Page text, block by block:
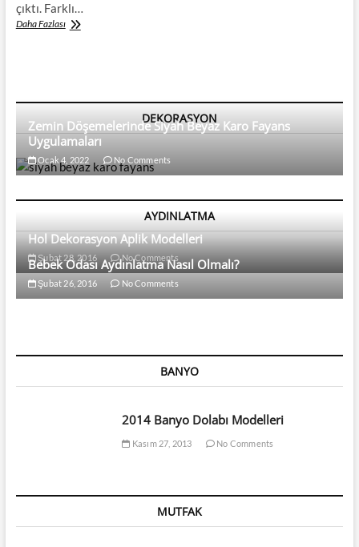
çıktı. Farklı…
Daha FazlasıDijital
DEKORASYON
Zemin Döşemelerinde Siyah Beyaz Karo Fayans
Uygulamaları
Ocak 4, 2022 No Comments
AYDINLATMA
Hol Dekorasyon Aplik Modelleri
Şubat 28, 2016 No Comments
Bebek Odası Aydınlatma Nasıl Olmalı?
Şubat 26, 2016 No Comments
BANYO
2014 Banyo Dolabı Modelleri
Kasım 27, 2013 No Comments
MUTFAK